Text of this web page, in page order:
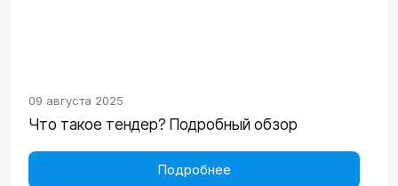
09 августа 2025
Что такое тендер? Подробный обзор
Подробнее